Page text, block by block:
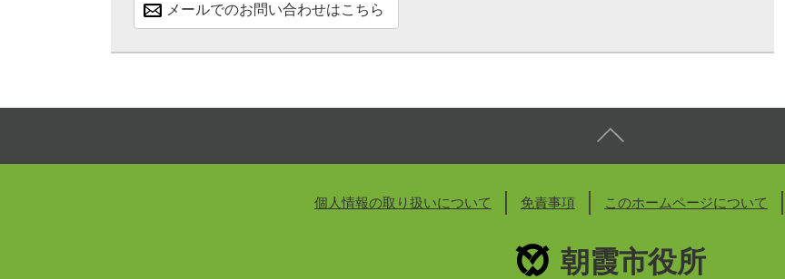
メールでのお問い合わせはこちら
個人情報の取り扱いについて 免責事項 このホームページについて
朝霞市役所